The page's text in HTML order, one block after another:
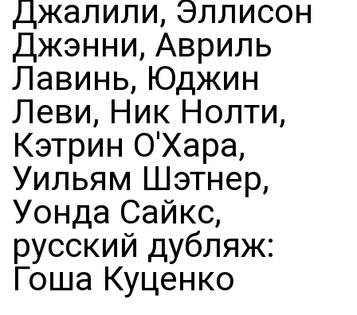
Джалили, Эллисон
Джэнни, Авриль
Лавинь, Юджин
Леви, Ник Нолти,
Кэтрин О'Хара,
Уильям Шэтнер,
Уонда Сайкс,
русский дубляж:
Гоша Куценко